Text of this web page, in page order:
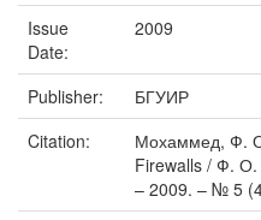
Issue
Date:
2009
Publisher:
БГУИР
Citation:
Мохаммед, Ф.
Firewalls / Ф.
– 2009. – № 5